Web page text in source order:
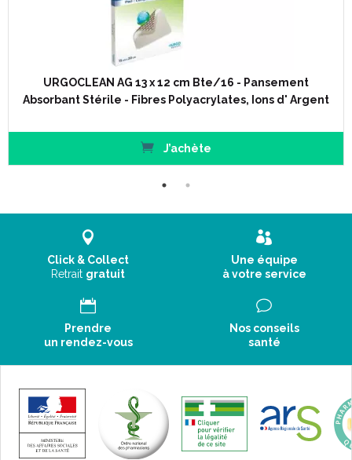
URGOCLEAN AG 13 x 12 cm Bte/16 - Pansement
Absorbant Stérile - Fibres Polyacrylates, Ions d' Argent
J’achète
Click & Collect
Retrait gratuit
Une équipe
à votre service
Prendre
un rendez-vous
Nos conseils
santé